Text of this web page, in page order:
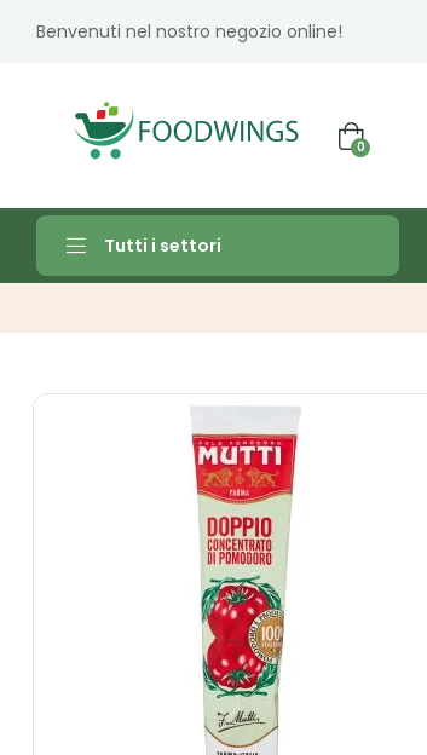
Benvenuti nel nostro negozio online!
0
Tutti i settori